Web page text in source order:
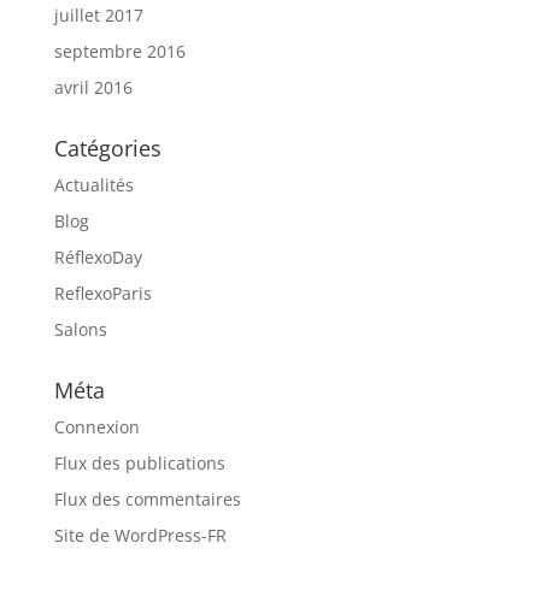
juillet 2017
septembre 2016
avril 2016
Catégories
Actualités
Blog
RéflexoDay
ReflexoParis
Salons
Méta
Connexion
Flux des publications
Flux des commentaires
Site de WordPress-FR